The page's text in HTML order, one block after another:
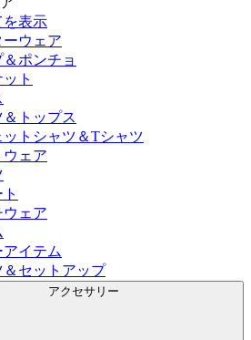
を表示
ーウェア
ポンチョ
ト
＆トップス
ットシャツ＆Tシャツ
ウェア
ウェア
アイテム
＆セットアップ
アクセサリー